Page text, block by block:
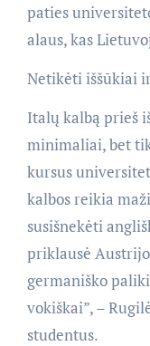
paties
alaus, kas
Netikėti iššūkiai
Italų kalbą prieš
minimaliai, bet
kursus
kalbos reikia
susišnekėti
priklausė
germaniško
vokiškai”, –
studentus.